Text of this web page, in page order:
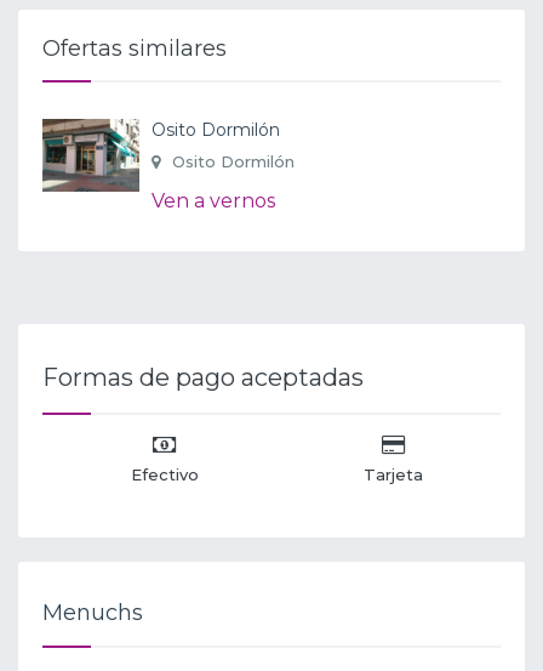
Ofertas similares
Osito Dormilón
Osito Dormilón
Ven a vernos
Formas de pago aceptadas
Efectivo Tarjeta
Menuchs